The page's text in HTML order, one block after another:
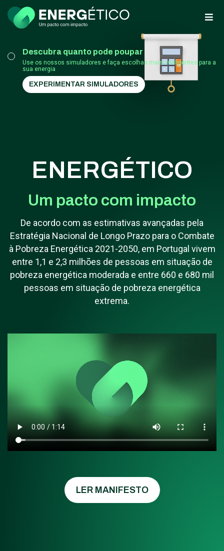
Descubra quanto pode poupar
Use os nossos simuladores e faça escolhas mais inteligentes para a
sua energia
EXPERIMENTAR SIMULADORES
ENERGÉTICO
Um pacto com impacto
De acordo com as estimativas avançadas pela
Estratégia Nacional de Longo Prazo para o Combate
à Pobreza Energética 2021-2050, em Portugal vivem
entre 1,1 e 2,3 milhões de pessoas em situação de
pobreza energética moderada e entre 660 e 680 mil
pessoas em situação de pobreza energética
extrema.
LER MANIFESTO